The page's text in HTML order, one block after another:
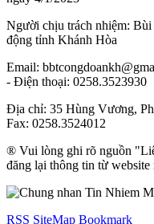
Người chịu trách nhiệm:
động tỉnh Khánh Hòa
Email:
- Điện thoại: 0258.3523930
Địa chỉ: 35 Hùng Vương,
Fax: 0258.3524012
® Vui lòng ghi rõ nguồn
đăng lại thông tin từ website
RSS SiteMap Bookmark